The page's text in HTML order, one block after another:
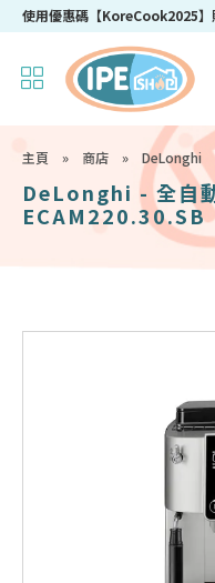
使用優惠碼【KoreCook2025
主頁 » 商店 » DeLonghi
DeLonghi - 全自
ECAM220.30.SB